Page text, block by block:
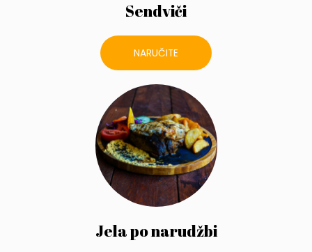
Sendviči
NARUČITE
Jela po narudžbi